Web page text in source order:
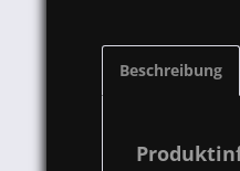
Beschreibung